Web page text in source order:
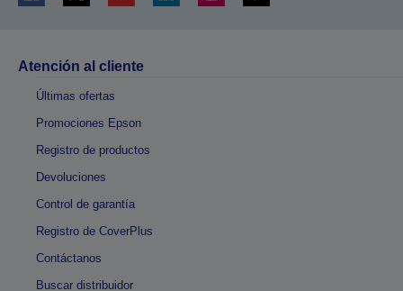
Atención al cliente
Últimas ofertas
Promociones Epson
Registro de productos
Devoluciones
Control de garantía
Registro de CoverPlus
Contáctanos
Buscar distribuidor